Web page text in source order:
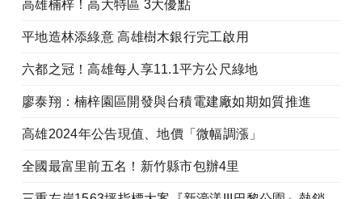
高雄楠梓！高大特區 3大優點
平地造林添綠意 高雄樹木銀行完工啟用
六都之冠！高雄每人享11.1平方公尺綠地
廖泰翔：楠梓園區開發與台積電建廠如期如質推進
高雄2024年公告現值、地價「微幅調漲」
全國最富里前五名！新竹縣市包辦4里